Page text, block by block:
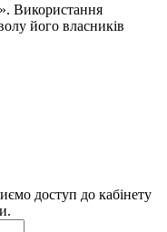
Використання
його власників
доступ до кабінету